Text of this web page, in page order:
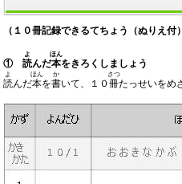
（１０冊記録できるてちょう（ぬりえ付
① 読
よ
んだ本
ほん
をきろくしましょう
読
よ
んだ本
ほん
を書
か
いて、１０ 冊
さつ
たっせいをめ